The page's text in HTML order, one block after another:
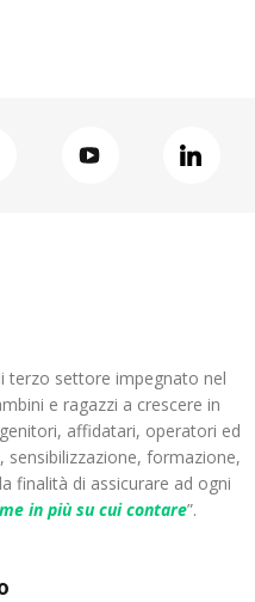
terzo settore impegnato nel
e ragazzi a crescere in
affidatari, operatori ed
formazione,
finalità di assicurare ad ogni
in più su cui contare”.